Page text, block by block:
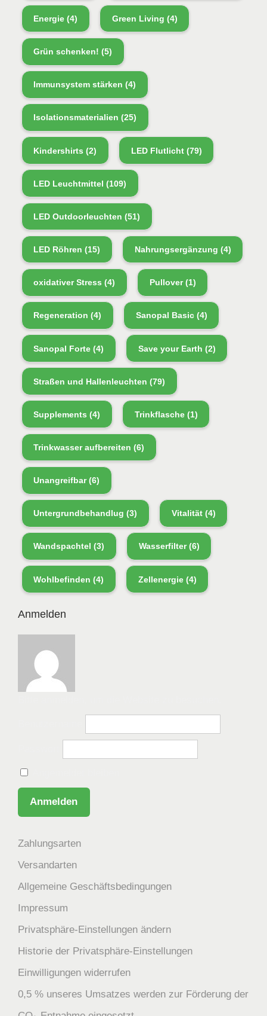
Energie (4) Green Living (4)
Grün schenken! (5)
Immunsystem stärken (4)
Isolationsmaterialien (25)
Kindershirts (2) LED Flutlicht(79)
LED Leuchtmittel (109)
LED Outdoorleuchten (51)
LED Röhren (15) Nahrungsergänzung (4)
oxidativer Stress (4) Pullover(1)
Regeneration (4) Sanopal Basic(4)
Sanopal Forte (4) Save your Earth (2)
Straßen und Hallenleuchten (79)
Supplements (4) Trinkflasche(1)
Trinkwasser aufbereiten (6)
Unangreifbar(6)
Untergrundbehandlug (3) Vitalität(4)
Wandspachtel (3) Wasserfilter(6)
Wohlbefinden (4) Zellenergie(4)
Anmelden
Zahlungsarten
Versandarten
Allgemeine Geschäftsbedingungen
Impressum
Privatsphäre-Einstellungen ändern
Historie der Privatsphäre-Einstellungen
Einwilligungen widerrufen
0,5 % unseres Umsatzes werden zur Förderung der